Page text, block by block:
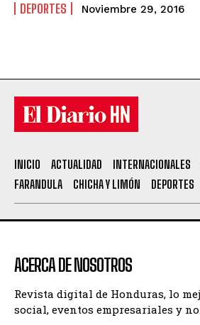
DEPORTES Noviembre 29, 2016
INICIO ACTUALIDAD INTERNACIONALES
FARANDULA
CHICHA Y LIMÓN DEPORTES
ACERCA DE NOSOTROS
Revista digital de Honduras, lo
social, eventos empresariales y